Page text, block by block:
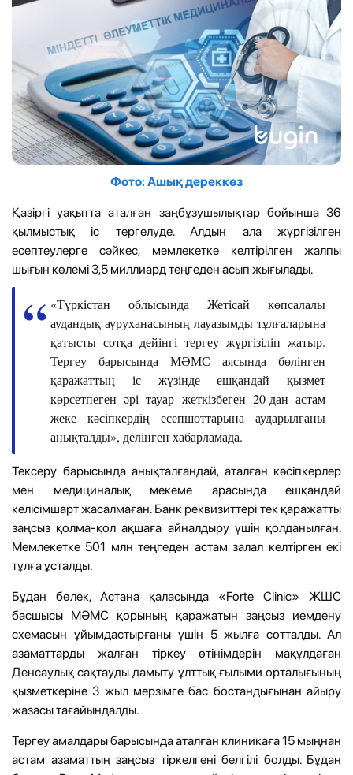
Фото: Ашық дереккөз
Қазiргi уақытта аталған заңбұзушылықтар бойынша 36
қылмыстық іс тергелуде. Алдын ала жүргізілген
есептеулерге сәйкес, мемлекетке келтірілген жалпы
шығын көлемі 3,5 миллиард теңгеден асып жығылады.
«Түркістан облысында Жетісай көпсалалы
аудандық ауруханасының лауазымды тұлғаларына
қатысты сотқа дейінгі тергеу жүргізіліп жатыр.
Тергеу барысында МӘМС аясында бөлінген
қаражаттың іс жүзінде ешқандай қызмет
көрсетпеген әрі тауар жеткізбеген 20-дан астам
жеке кәсіпкердің есепшоттарына аударылғаны
анықталды», делінген хабарламада.
Тексеру барысында анықталғандай, аталған кәсіпкерлер
мен медициналық мекеме арасында ешқандай
келісімшарт жасалмаған. Банк реквизиттері тек қаражатты
заңсыз қолма-қол ақшаға айналдыру үшін қолданылған.
Мемлекетке 501 млн теңгеден астам залал келтірген екі
тұлға ұсталды.
Бұдан бөлек, Астана қаласында «Forte Clinic» ЖШС
басшысы МӘМС қорының қаражатын заңсыз иемдену
схемасын ұйымдастырғаны үшін 5 жылға сотталды. Ал
азаматтарды жалған тіркеу өтінімдерін мақұлдаған
Денсаулық сақтауды дамыту ұлттық ғылыми орталығының
қызметкеріне 3 жыл мерзімге бас бостандығынан айыру
жазасы тағайындалды.
Тергеу амалдары барысында аталған клиникаға 15 мыңнан
астам азаматтың заңсыз тіркелгені белгілі болды. Бұдан